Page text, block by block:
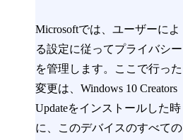
Microsoftでは、ユーザーによ
る設定に従ってプライバシー
を管理します。ここで行った
変更は、Windows 10 Creators
Updateをインストールした時
に、このデバイスのすべての